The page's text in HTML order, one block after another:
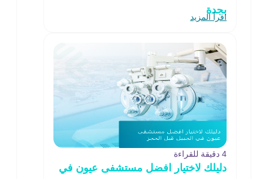
بجدة
اقرأ المزيد
4 دقيقة للقراءة
دليلك لاختيار افضل مستشفى عيون في